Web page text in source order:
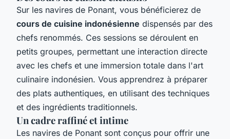
Sur les navires de Ponant, vous bénéficierez de
cours de cuisine indonésienne dispensés par des
chefs renommés. Ces sessions se déroulent en
petits groupes, permettant une interaction directe
avec les chefs et une immersion totale dans l'art
culinaire indonésien. Vous apprendrez à préparer
des plats authentiques, en utilisant des techniques
et des ingrédients traditionnels.
Un cadre raffiné et intime
Les navires de Ponant sont conçus pour offrir une